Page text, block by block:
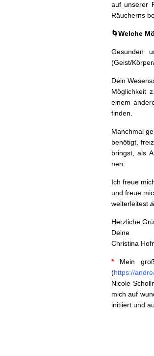
auf unser­er
Räuch­erns
🌀Welche
Gesun­den
(Geist/
Dein
Möglichkeit
einem
finden.
Manch­mal
benötigt,
bringst, als
nen.
Ich freue
und freue
weiterleitest
Her­zliche
Deine
Christi­na
* Mein
(https://
Nicole
mich auf
ini­ti­iert und